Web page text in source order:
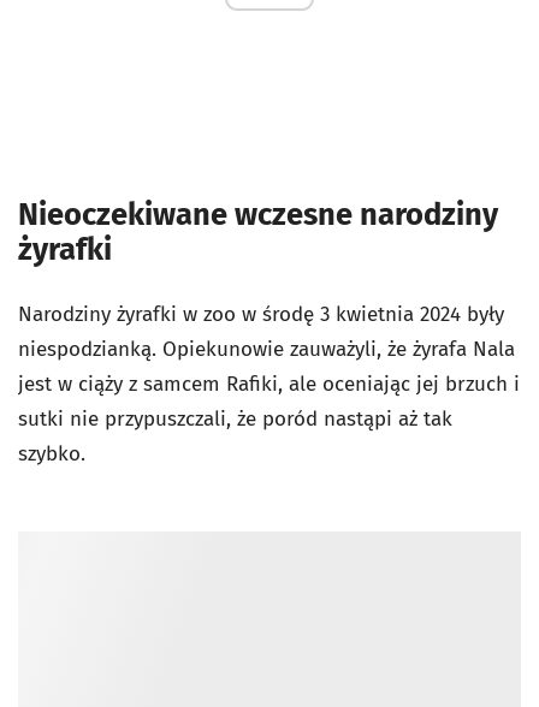
Nieoczekiwane wczesne narodziny
żyrafki
Narodziny żyrafki w zoo w środę 3 kwietnia 2024 były
niespodzianką. Opiekunowie zauważyli, że żyrafa Nala
jest w ciąży z samcem Rafiki, ale oceniając jej brzuch i
sutki nie przypuszczali, że poród nastąpi aż tak
szybko.